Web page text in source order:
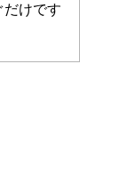
だけです